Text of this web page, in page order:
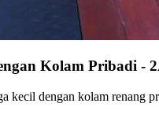
Kolam Pribadi -
kecil dengan kolam renang